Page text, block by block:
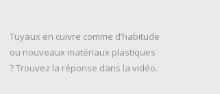
Tuyaux en cuivre comme d’habitude
ou nouveaux matériaux plastiques
? Trouvez la réponse dans la vidéo.